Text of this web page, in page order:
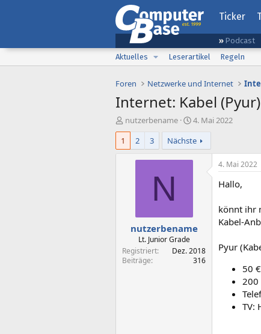
Ticker
Podcast
Aktuelles
Leserartikel Regeln
Foren Netzwerke und Internet
Internet: Kabel
E
r
t
nutzerbename
E
r
s
t
e
m
4. Mai 2022
1
2 3 Nächste
N
nutzerbename
Lt. Junior Grade
Registriert
Dez. 2018
Beiträge
316
4. Mai 2022
Hallo,
könnt ihr
Kabel-
Pyur
50 €
TV: